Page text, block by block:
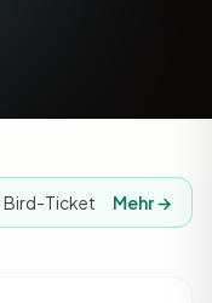
Bird-Ticket Mehr →